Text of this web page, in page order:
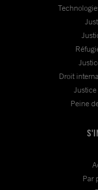
Droit
Peine
Par